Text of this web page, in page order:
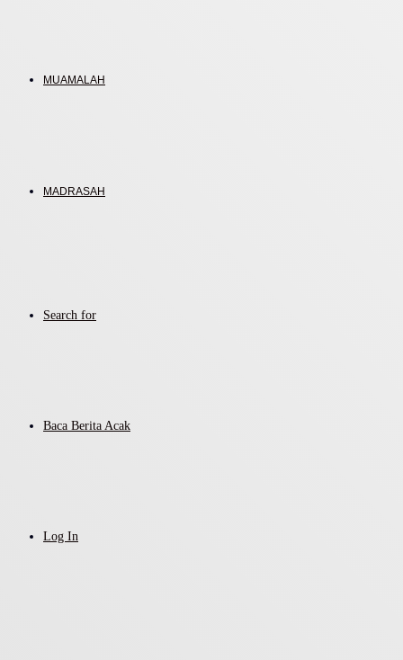
MUAMALAH
MADRASAH
Search for
Baca Berita Acak
Log In